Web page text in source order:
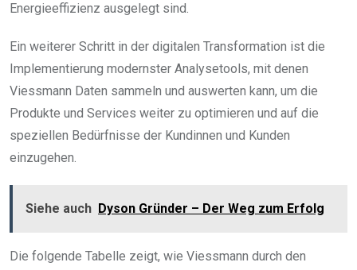
Energieeffizienz ausgelegt sind.
Ein weiterer Schritt in der digitalen Transformation ist die
Implementierung modernster Analysetools, mit denen
Viessmann Daten sammeln und auswerten kann, um die
Produkte und Services weiter zu optimieren und auf die
speziellen Bedürfnisse der Kundinnen und Kunden
einzugehen.
Siehe auch Dyson Gründer – Der Weg zum Erfolg
Die folgende Tabelle zeigt, wie Viessmann durch den